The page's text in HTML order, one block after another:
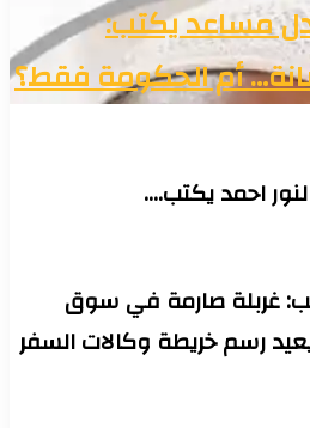
مساعد يكتب:
أم الحكومة فقط؟
احمد يكتب….
غربلة صارمة في سوق
رسم خريطة وكالات السفر